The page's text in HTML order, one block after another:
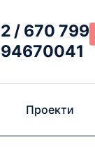
/ 670 799
Проекти